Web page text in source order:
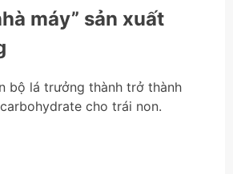
máy” sản xuất
bộ lá trưởng thành trở thành
cho trái non.